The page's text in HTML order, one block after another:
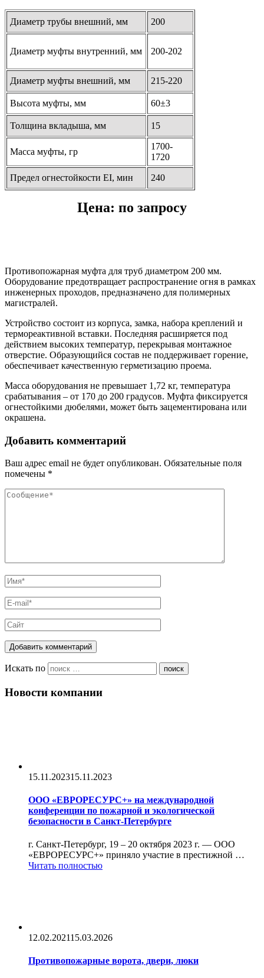
Диаметр трубы внешний, мм 200
Диаметр муфты внутренний, мм 200-202
Диаметр муфты внешний, мм 215-220
Высота муфты, мм 60±3
Толщина вкладыша, мм 15
Масса муфты, гр
1700-
1720
Предел огнестойкости EI, мин 240
Цена: по запросу
Противопожарная муфта для труб диаметром 200 мм.
Оборудование предотвращает распространение огня в рамках
инженерных проходов, предназначено для полимерных
магистралей.
Устройство состоит из корпуса, замка, набора креплений и
термореактивной вставки. Последняя расширяется под
действием высоких температур, перекрывая монтажное
отверстие. Образующийся состав не поддерживает горение,
обеспечивает качественную герметизацию проема.
Масса оборудования не превышает 1,72 кг, температура
срабатывания – от 170 до 200 градусов. Муфта фиксируется
огнестойкими дюбелями, может быть зацементирована или
окрашена.
Добавить комментарий
Ваш адрес email не будет опубликован. Обязательные поля
помечены *
Искать по поиск
Новости компании
15.11.202315.11.2023
ООО «ЕВРОРЕСУРС+» на международной
конференции по пожарной и экологической
безопасности в Санкт-Петербурге
г. Санкт-Петербург, 19 – 20 октября 2023 г. — ООО
«ЕВРОРЕСУРС+» приняло участие в престижной …
Читать полностью
12.02.202115.03.2026
Противопожарные ворота, двери, люки